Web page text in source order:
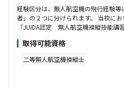
経験区分は、無人航空機の飛行経験
者」の２つに分けられます。 当校において
「JUIDA認定 無人航空機操縦技能講
実技（１０時間以上）座学両方を受講
おいて受講時間短縮の措置を取ります。 受講される際には、「経験
者」と証明できる民間技能証明証を
をお持ちの方であっても、いわゆる
「初学者」での受講をお勧めする場合
取得可能資格
二等無人航空機操縦士